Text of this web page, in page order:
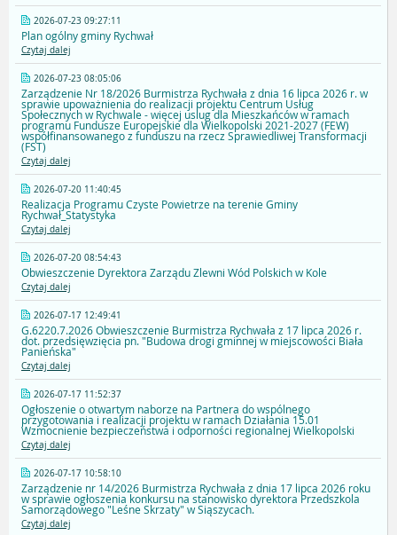
2026-07-23 09:27:11
Plan ogólny gminy Rychwał
Czytaj dalej
2026-07-23 08:05:06
Zarządzenie Nr 18/2026 Burmistrza Rychwała z dnia 16 lipca 2026 r. w
sprawie upoważnienia do realizacji projektu Centrum Usług
Społecznych w Rychwale - więcej uslug dla Mieszkańców w ramach
programu Fundusze Europejskie dla Wielkopolski 2021-2027 (FEW)
współfinansowanego z funduszu na rzecz Sprawiedliwej Transformacji
(FST)
Czytaj dalej
2026-07-20 11:40:45
Realizacja Programu Czyste Powietrze na terenie Gminy
Rychwał_Statystyka
Czytaj dalej
2026-07-20 08:54:43
Obwieszczenie Dyrektora Zarządu Zlewni Wód Polskich w Kole
Czytaj dalej
2026-07-17 12:49:41
G.6220.7.2026 Obwieszczenie Burmistrza Rychwała z 17 lipca 2026 r.
dot. przedsięwzięcia pn. "Budowa drogi gminnej w miejscowości Biała
Panieńska"
Czytaj dalej
2026-07-17 11:52:37
Ogłoszenie o otwartym naborze na Partnera do wspólnego
przygotowania i realizacji projektu w ramach Działania 15.01
Wzmocnienie bezpieczeństwa i odporności regionalnej Wielkopolski
Czytaj dalej
2026-07-17 10:58:10
Zarządzenie nr 14/2026 Burmistrza Rychwała z dnia 17 lipca 2026 roku
w sprawie ogłoszenia konkursu na stanowisko dyrektora Przedszkola
Samorządowego "Leśne Skrzaty" w Siąszycach.
Czytaj dalej